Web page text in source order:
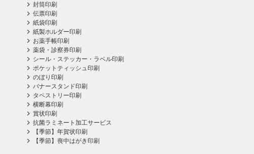
封筒印刷
伝票印刷
紙袋印刷
紙製ホルダー印刷
お薬手帳印刷
薬袋・診察券印刷
シール・ステッカー・ラベル印刷
ポケットティッシュ印刷
のぼり印刷
バナースタンド印刷
タペストリー印刷
横断幕印刷
賞状印刷
抗菌ラミネート加工サービス
【季節】年賀状印刷
【季節】喪中はがき印刷